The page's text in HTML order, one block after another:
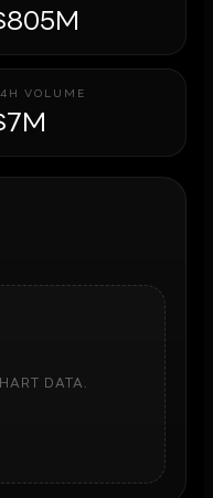
VOLUME
DATA.